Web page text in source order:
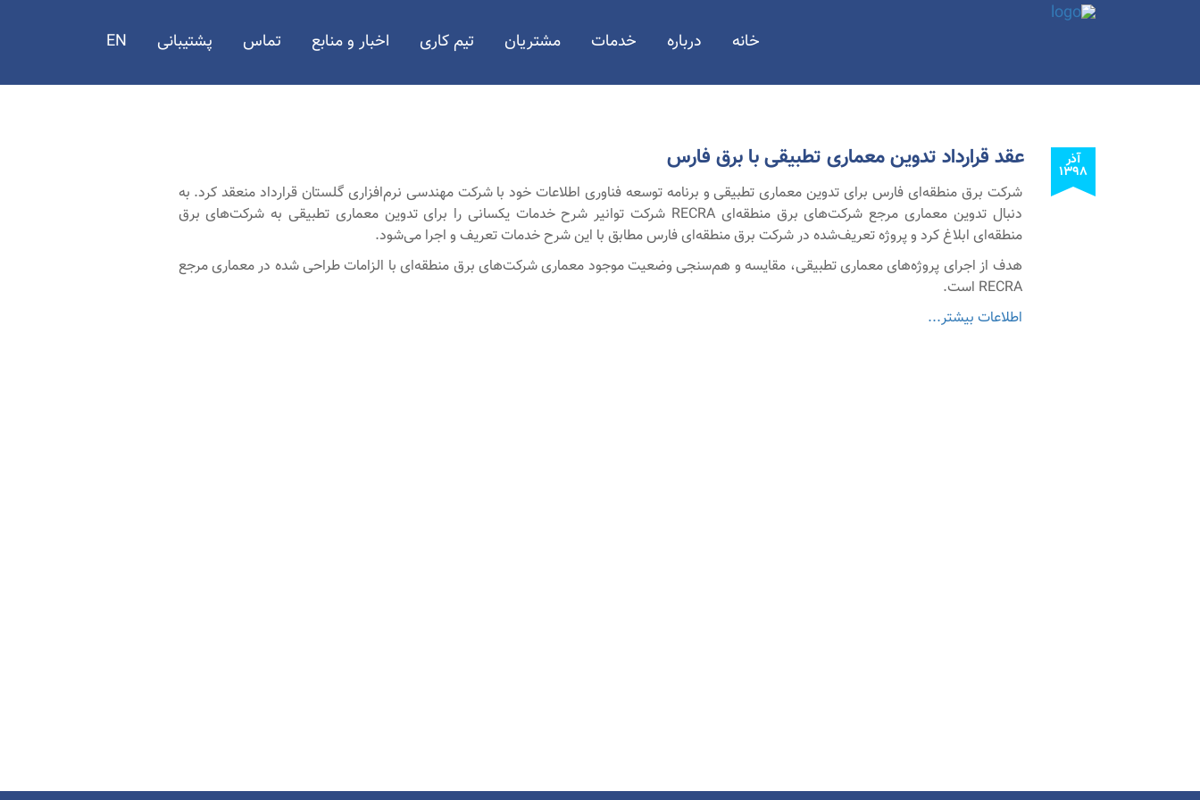
خانه درباره خدمات مشتریان تیم کاری اخبار و منابع تماس پشتیبانی EN
آذر
۱۳۹۸ عقد قرارداد تدوین معماری تطبیقی با برق فارس
شرکت برق منطقه‌ای فارس برای تدوین معماری تطبیقی و برنامه توسعه فناوری اطلاعات خود با شرکت مهندسی نرم‌افزاری گلستان قرارداد منعقد کرد. به
دنبال تدوین معماری مرجع شرکت‌های برق منطقه‌ای RECRA شرکت توانیر شرح خدمات یکسانی را برای تدوین معماری تطبیقی به شرکت‌های برق
منطقه‌ای ابلاغ کرد و پروژه تعریف‌شده در شرکت برق منطقه‌ای فارس مطابق با این شرح خدمات تعریف و اجرا می‌شود.
هدف از اجرای پروژه‌های معماری تطبیقی، مقایسه و هم‌سنجی وضعیت موجود معماری شرکت‌های برق منطقه‌ای با الزامات طراحی شده در معماری مرجع
RECRA است.
اطلاعات بیشتر...